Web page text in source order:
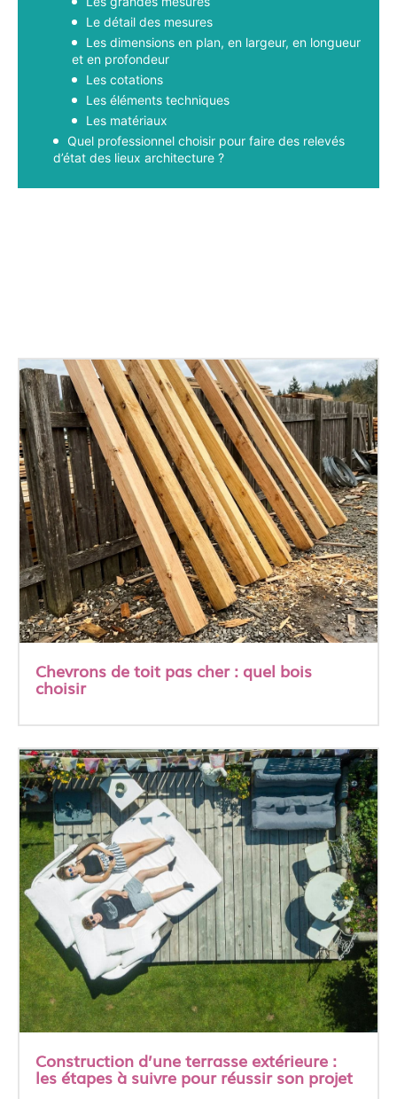
Le détail des mesures
Les dimensions en plan, en largeur, en longueur
et en profondeur
Les cotations
Les éléments techniques
Les matériaux
Quel professionnel choisir pour faire des relevés
d’état des lieux architecture ?
Chevrons de toit pas cher : quel bois
choisir
Construction d’une terrasse extérieure :
les étapes à suivre pour réussir son projet